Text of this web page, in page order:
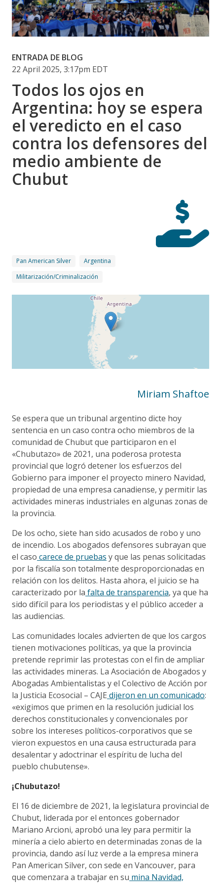
ENTRADA DE BLOG
22 April 2025, 3:17pm EDT
Todos los ojos en
Argentina: hoy se espera
el veredicto en el caso
contra los defensores del
medio ambiente de
Chubut
Pan American Silver
Argentina
Militarización/Criminalización
Miriam Shaftoe
Se espera que un tribunal argentino dicte hoy
sentencia en un caso contra ocho miembros de la
comunidad de Chubut que participaron en el
«Chubutazo» de 2021, una poderosa protesta
provincial que logró detener los esfuerzos del
Gobierno para imponer el proyecto minero Navidad,
propiedad de una empresa canadiense, y permitir las
actividades mineras industriales en algunas zonas de
la provincia.
De los ocho, siete han sido acusados de robo y uno
de incendio. Los abogados defensores subrayan que
el caso carece de pruebas y que las penas solicitadas
por la fiscalía son totalmente desproporcionadas en
relación con los delitos. Hasta ahora, el juicio se ha
caracterizado por la falta de transparencia, ya que ha
sido difícil para los periodistas y el público acceder a
las audiencias.
Las comunidades locales advierten de que los cargos
tienen motivaciones políticas, ya que la provincia
pretende reprimir las protestas con el fin de ampliar
las actividades mineras. La Asociación de Abogados y
Abogadas Ambientalistas y el Colectivo de Acción por
la Justicia Ecosocial – CAJE dijeron en un comunicado:
«exigimos que primen en la resolución judicial los
derechos constitucionales y convencionales por
sobre los intereses políticos-corporativos que se
vieron expuestos en una causa estructurada para
desalentar y adoctrinar el espíritu de lucha del
pueblo chubutense».
¡Chubutazo!
El 16 de diciembre de 2021, la legislatura provincial de
Chubut, liderada por el entonces gobernador
Mariano Arcioni, aprobó una ley para permitir la
minería a cielo abierto en determinadas zonas de la
provincia, dando así luz verde a la empresa minera
Pan American Silver, con sede en Vancouver, para
que comenzara a trabajar en su mina Navidad,